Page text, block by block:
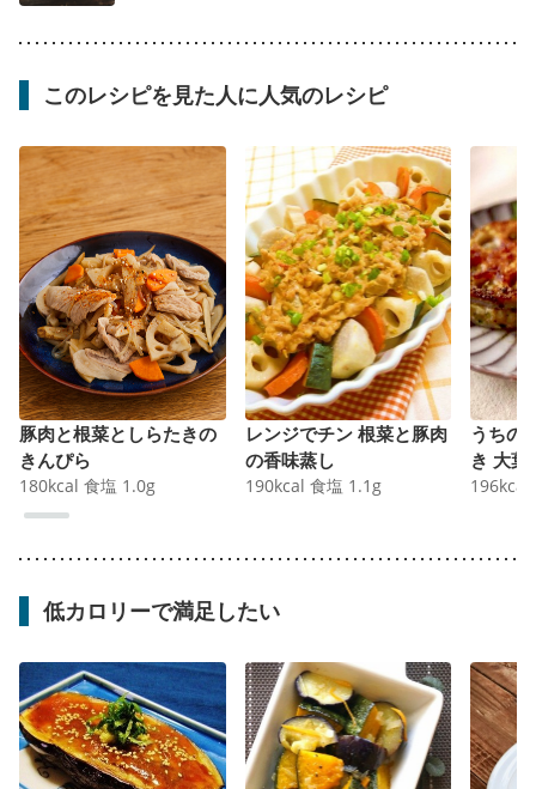
このレシピを見た人に人気のレシピ
豚肉と根菜としらたきの
きんぴら
180kcal 食塩 1.0g
レンジでチン 根菜と豚肉
の香味蒸し
190kcal 食塩 1.1 g
うちの
き 大葉
196kcal
低カロリーで満足したい